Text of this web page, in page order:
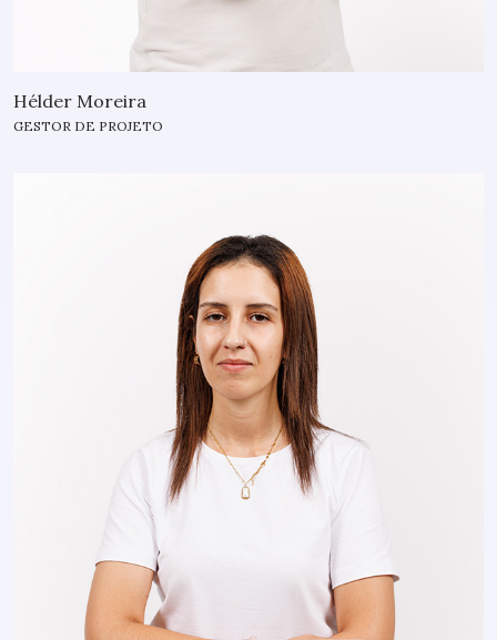
Hélder Moreira
GESTOR DE PROJETO